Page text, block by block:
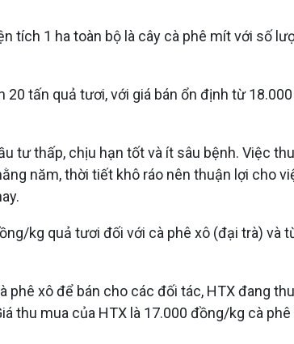
tích 1 ha toàn bộ là cây cà phê mít với số
tấn quả tươi, với giá bán ổn định từ
tư thấp, chịu hạn tốt và ít sâu bệnh. Việc
năm, thời tiết khô ráo nên thuận lợi cho
kg quả tươi đối với cà phê xô (đại trà) và
phê xô để bán cho các đối tác, HTX đang
thu mua của HTX là 17.000 đồng/kg cà